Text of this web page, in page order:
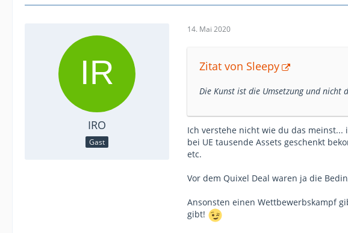
IRO
Gast
14. Mai 2020
Zitat von Sleepy
Die Kunst ist die Umsetzung und nicht
Ich verstehe nicht wie du das
bei UE tausende Assets geschenkt
etc.
Vor dem Quixel Deal waren ja die
Ansonsten einen Wettbewerbskampf
gibt!